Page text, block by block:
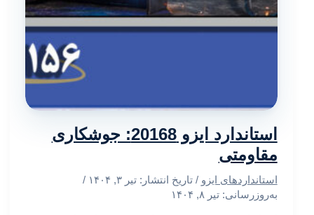
استاندارد ایزو 20168: جوشکاری
مقاومتی
استانداردهای ایزو / تاریخ انتشار: تیر ۳, ۱۴۰۴
/
به‌روزرسانی: تیر ۸, ۱۴۰۴